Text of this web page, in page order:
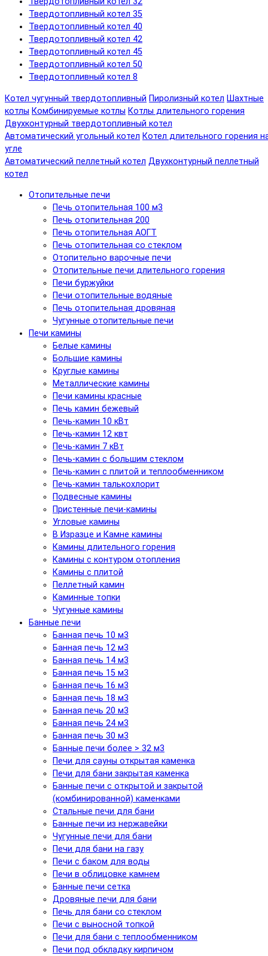
Твердотопливный котел 35
Твердотопливный котел 40
Твердотопливный котел 42
Твердотопливный котел 45
Твердотопливный котел 50
Твердотопливный котел 8
Котел чугунный твердотопливный Пиролизный котел Шахтные
котлы Комбинируемые котлы Котлы длительного горения
Двухконтурный твердотопливный котел
Автоматический угольный котел Котел длительного горения
угле
Автоматический пеллетный котел Двухконтурный пеллетный
котел
Отопительные печи
Печь отопительная 100 м3
Печь отопительная 200
Печь отопительная АОГТ
Печь отопительная со стеклом
Отопительно варочные печи
Отопительные печи длительного горения
Печи буржуйки
Печи отопительные водяные
Печь отопительная дровяная
Чугунные отопительные печи
Печи камины
Белые камины
Большие камины
Круглые камины
Металлические камины
Печи камины красные
Печь камин бежевый
Печь-камин 10 кВт
Печь-камин 12 квт
Печь-камин 7 кВт
Печь-камин с большим стеклом
Печь-камин с плитой и теплообменником
Печь-камин талькохлорит
Подвесные камины
Пристенные печи-камины
Угловые камины
В Изразце и Камне камины
Камины длительного горения
Камины с контуром отопления
Камины с плитой
Пеллетный камин
Каминные топки
Чугунные камины
Банные печи
Банная печь 10 м3
Банная печь 12 м3
Банная печь 14 м3
Банная печь 15 м3
Банная печь 16 м3
Банная печь 18 м3
Банная печь 20 м3
Банная печь 24 м3
Банная печь 30 м3
Банные печи более > 32 м3
Печи для сауны открытая каменка
Печи для бани закрытая каменка
Банные печи с открытой и закрытой
(комбинированной) каменками
Стальные печи для бани
Банные печи из нержавейки
Чугунные печи для бани
Печи для бани на газу
Печи с баком для воды
Печи в облицовке камнем
Банные печи сетка
Дровяные печи для бани
Печь для бани со стеклом
Печи с выносной топкой
Печи для бани с теплообменником
Печи под обкладку кирпичом